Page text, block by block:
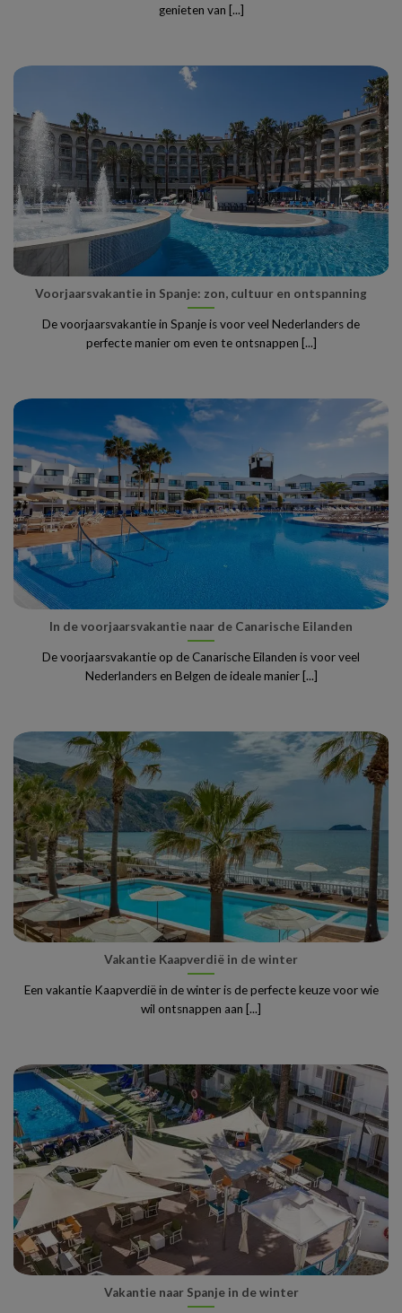
genieten van [...]
Voorjaarsvakantie in Spanje: zon, cultuur en ontspanning
De voorjaarsvakantie in Spanje is voor veel Nederlanders de
perfecte manier om even te ontsnappen [...]
In de voorjaarsvakantie naar de Canarische Eilanden
De voorjaarsvakantie op de Canarische Eilanden is voor veel
Nederlanders en Belgen de ideale manier [...]
Vakantie Kaapverdië in de winter
Een vakantie Kaapverdië in de winter is de perfecte keuze voor wie
wil ontsnappen aan [...]
Vakantie naar Spanje in de winter